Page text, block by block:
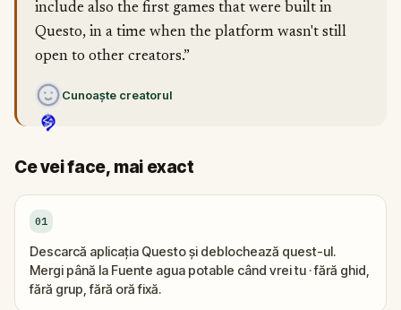
include also the first games that were built in
Questo, in a time when the platform wasn't still
open to other creators.”
Cunoaște creatorul
Ce vei face, mai exact
01
Descarcă aplicația Questo și deblochează quest-ul.
Mergi până la Fuente agua potable când vrei tu · fără ghid,
fără grup, fără oră fixă.